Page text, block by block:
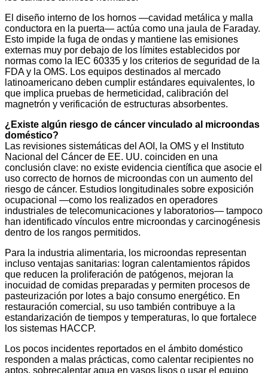
El diseño interno de los hornos —cavidad metálica y malla
conductora en la puerta— actúa como una jaula de Faraday.
Esto impide la fuga de ondas y mantiene las emisiones
externas muy por debajo de los límites establecidos por
normas como la IEC 60335 y los criterios de seguridad de la
FDA y la OMS. Los equipos destinados al mercado
latinoamericano deben cumplir estándares equivalentes, lo
que implica pruebas de hermeticidad, calibración del
magnetrón y verificación de estructuras absorbentes.
¿Existe algún riesgo de cáncer vinculado al microondas
doméstico?
Las revisiones sistemáticas del AOI, la OMS y el Instituto
Nacional del Cáncer de EE. UU. coinciden en una
conclusión clave: no existe evidencia científica que asocie el
uso correcto de hornos de microondas con un aumento del
riesgo de cáncer. Estudios longitudinales sobre exposición
ocupacional —como los realizados en operadores
industriales de telecomunicaciones y laboratorios— tampoco
han identificado vínculos entre microondas y carcinogénesis
dentro de los rangos permitidos.
Para la industria alimentaria, los microondas representan
incluso ventajas sanitarias: logran calentamientos rápidos
que reducen la proliferación de patógenos, mejoran la
inocuidad de comidas preparadas y permiten procesos de
pasteurización por lotes a bajo consumo energético. En
restauración comercial, su uso también contribuye a la
estandarización de tiempos y temperaturas, lo que fortalece
los sistemas HACCP.
Los pocos incidentes reportados en el ámbito doméstico
responden a malas prácticas, como calentar recipientes no
aptos, sobrecalentar agua en vasos lisos o usar el equipo